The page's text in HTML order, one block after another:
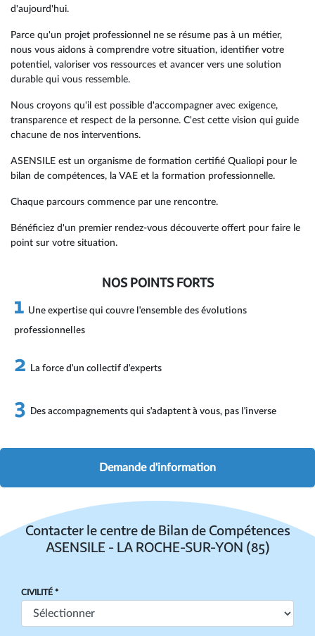
d'aujourd'hui.
Parce qu'un projet professionnel ne se résume pas à un métier,
nous vous aidons à comprendre votre situation, identifier votre
potentiel, valoriser vos ressources et avancer vers une solution
durable qui vous ressemble.
Nous croyons qu'il est possible d'accompagner avec exigence,
transparence et respect de la personne. C'est cette vision qui guide
chacune de nos interventions.
ASENSILE est un organisme de formation certifié Qualiopi pour le
bilan de compétences, la VAE et la formation professionnelle.
Chaque parcours commence par une rencontre.
Bénéficiez d'un premier rendez-vous découverte offert pour faire le
point sur votre situation.
NOS POINTS FORTS
Une expertise qui couvre l'ensemble des évolutions
professionnelles
La force d'un collectif d'experts
Des accompagnements qui s'adaptent à vous, pas l'inverse
Demande d'information
Contacter le centre de Bilan de Compétences
ASENSILE - LA ROCHE-SUR-YON (85)
CIVILITÉ *